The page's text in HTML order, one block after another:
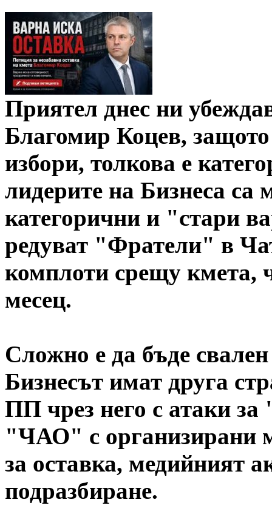
Приятел днес ни
Благомир Коцев,
избори, толкова е
лидерите на Бизнеса са
категорични и "стари
редуват "Фратели" в
комплоти срещу кмета,
месец.
Сложно е да бъде
Бизнесът имат друга
ПП чрез него с атаки
"ЧАО" с организирани
за оставка, медийният
подразбиране.